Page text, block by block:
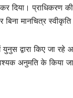
दिया। प्राधिकरण
मानचित्र
द्वारा किए जा रहे
अनुमति के किया